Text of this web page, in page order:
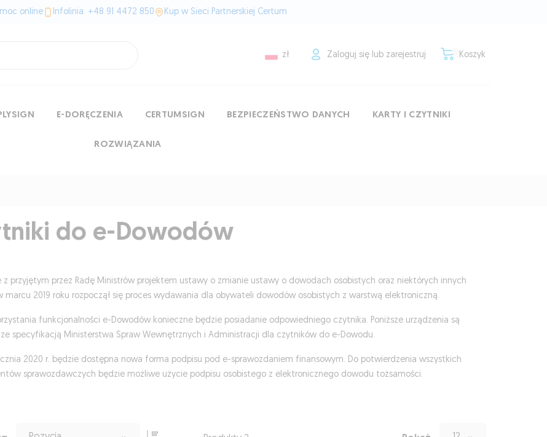
online Infolinia: +48 91 4472 850 Kup w Sieci Partnerskiej Certum
zł Koszyk
Zaloguj się lub zarejestruj
E-DORĘCZENIA CERTUMSIGN BEZPIECZEŃSTWO DANYCH KARTY I CZYTNIKI
ROZWIĄZANIA
do e-Dowodów
z przyjętym przez Radę Ministrów projektem ustawy o zmianie ustawy o dowodach osobistych oraz niektórych innych
marcu 2019 roku rozpoczął się proces wydawania dla obywateli dowodów osobistych z warstwą elektroniczną.
funkcjonalności e-Dowodów konieczne będzie posiadanie odpowiedniego czytnika. Poniższe urządzenia są
specyfikacją Ministerstwa Spraw Wewnętrznych i Administracji dla czytników do e-Dowodu.
2020 r. będzie dostępna nowa forma podpisu pod e-sprawozdaniem finansowym. Do potwierdzenia wszystkich
sprawozdawczych będzie możliwe użycie podpisu osobistego z elektronicznego dowodu tożsamości.